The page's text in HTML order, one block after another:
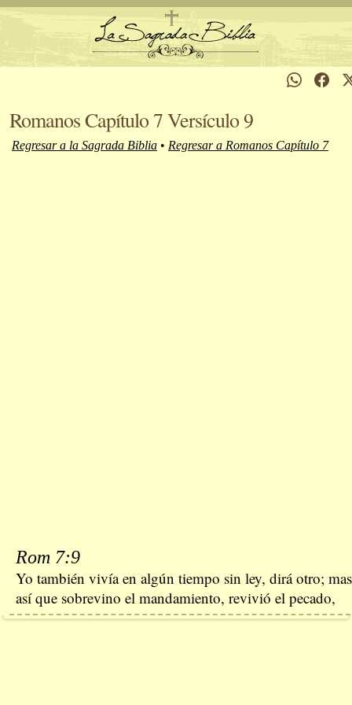
Romanos Capítulo 7 Versículo 9
Regresar a la Sagrada Biblia • Regresar a Romanos Capítulo 7
Rom 7:9
Yo también vivía en algún tiempo sin ley, dirá otro; mas
así que sobrevino el mandamiento, revivió el pecado,